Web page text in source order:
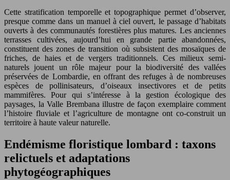
Cette stratification temporelle et topographique permet d’observer,
presque comme dans un manuel à ciel ouvert, le passage d’habitats
ouverts à des communautés forestières plus matures. Les anciennes
terrasses cultivées, aujourd’hui en grande partie abandonnées,
constituent des zones de transition où subsistent des mosaïques de
friches, de haies et de vergers traditionnels. Ces milieux semi-
naturels jouent un rôle majeur pour la biodiversité des vallées
préservées de Lombardie, en offrant des refuges à de nombreuses
espèces de pollinisateurs, d’oiseaux insectivores et de petits
mammifères. Pour qui s’intéresse à la gestion écologique des
paysages, la Valle Brembana illustre de façon exemplaire comment
l’histoire fluviale et l’agriculture de montagne ont co-construit un
territoire à haute valeur naturelle.
Endémisme floristique lombard : taxons
relictuels et adaptations
phytogéographiques